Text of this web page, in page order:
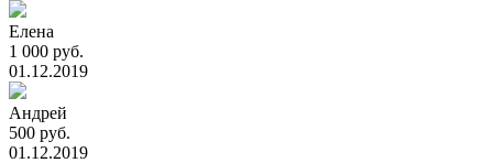
Елена
1 000 руб.
01.12.2019
Андрей
500 руб.
01.12.2019